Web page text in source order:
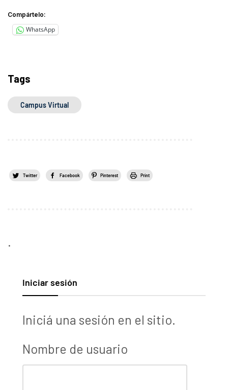
Compártelo:
WhatsApp
Tags
Campus Virtual
Twitter Facebook Pinterest Print
.
Iniciar sesión
Iniciá una sesión en el sitio.
Nombre de usuario